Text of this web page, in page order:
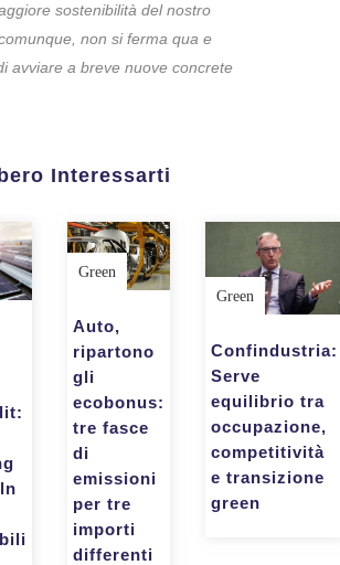
sostenibilità del nostro
non si ferma qua e
avviare a breve nuove concrete
Interessarti
Green
Auto,
ripartono
gli
ecobonus:
tre fasce
di
emissioni
per tre
importi
differenti
Green
Confindustria:
Serve
equilibrio tra
occupazione,
competitività
e transizione
green